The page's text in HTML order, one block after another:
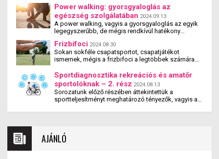
Power walking: gyorsgyaloglás az
egészség szolgálatában 2024.09.13
A power walking, vagyis a gyorsgyaloglás az egyik
legegyszerűbb, de mégis rendkívül hatékony
javítja az erőnlétet, számos egyéb egészségügyi
előnnyel is jár. Ebben a cikkben megvizsgáljuk, miért
érdemes beiktatni ezt az egyszerű mozgásformát a
hosszú távon.
Frizbifoci 2024.08.30
Sokan sokféle csapatsportot, csapatjátékot
ismernek, mégis a frizbifoci a legtöbbek számára
kirándulásról, családi kikapcsolódásról, akár
munkahelyi csapatépítő programról, a frizbifoci
minden bizonnyal megfelelő választás lesz.
Sportdiagnosztika rekreációs és amatőr
sportolóknak – 2. rész 2024.08.13
Sorozatunk előző részében áttekintettük a
sportteljesítményt meghatározó tényezők, vagyis a
megismertük a sportdiagnosztika fogalmát, amely
gyűjtőneve.
AJÁNLÓ